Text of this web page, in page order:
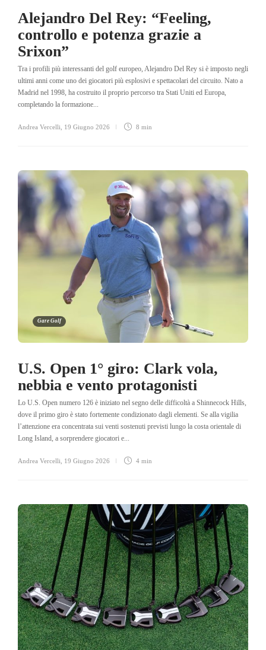
Alejandro Del Rey: “Feeling,
controllo e potenza grazie a
Srixon”
Tra i profili più interessanti del golf europeo, Alejandro Del Rey si è imposto negli
ultimi anni come uno dei giocatori più esplosivi e spettacolari del circuito. Nato a
Madrid nel 1998, ha costruito il proprio percorso tra Stati Uniti ed Europa,
completando la formazione...
Andrea Vercelli 19 Giugno 2026 8 min
Gare Golf
U.S. Open 1° giro: Clark vola,
nebbia e vento protagonisti
Lo U.S. Open numero 126 è iniziato nel segno delle difficoltà a Shinnecock Hills,
dove il primo giro è stato fortemente condizionato dagli elementi. Se alla vigilia
l’attenzione era concentrata sui venti sostenuti previsti lungo la costa orientale di
Long Island, a sorprendere giocatori e...
Andrea Vercelli 19 Giugno 2026 4 min